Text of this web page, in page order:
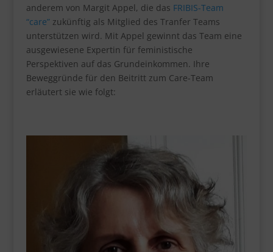
anderem von Margit Appel, die das FRIBIS-Team
“care”zukünftig als Mitglied des Tranfer Teams
unterstützen wird. Mit Appel gewinnt das Team eine
ausgewiesene Expertin für feministische
Perspektiven auf das Grundeinkommen. Ihre
Beweggründe für den Beitritt zum Care-Team
erläutert sie wie folgt: